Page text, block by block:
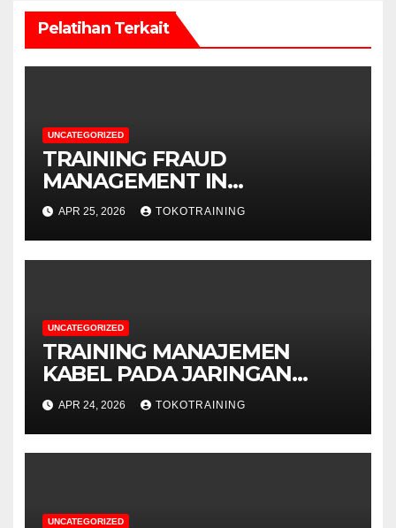
Pelatihan Terkait
UNCATEGORIZED
TRAINING FRAUD
MANAGEMENT IN
TELECOMMUNICATION
BUSINESS
APR 25, 2026 TOKOTRAINING
UNCATEGORIZED
TRAINING MANAJEMEN
KABEL PADA JARINGAN
TELEKOMUNIKASI
APR 24, 2026 TOKOTRAINING
UNCATEGORIZED